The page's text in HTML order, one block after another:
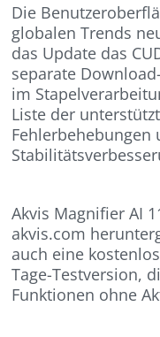
Die
globalen Trends
das Update das
separate
im
Liste der
Fehlerbehebungen
Akvis Magnifier AI
akvis.com
auch eine
Tage-Testversion,
Funktionen ohne